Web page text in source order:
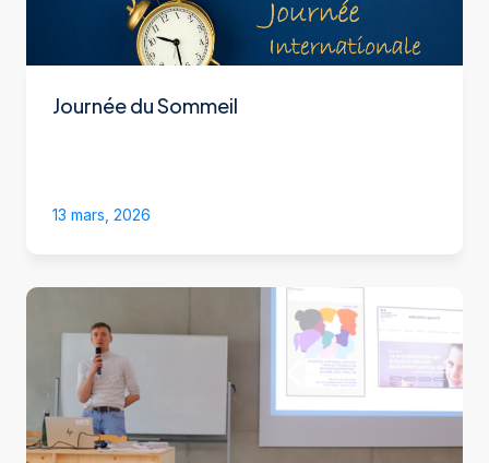
Journée du Sommeil
13 mars, 2026